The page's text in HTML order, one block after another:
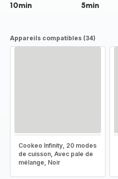
10min 5min
Appareils compatibles (34)
Cookeo Infinity, 20 modes
de cuisson, Avec pale de
mélange, Noir